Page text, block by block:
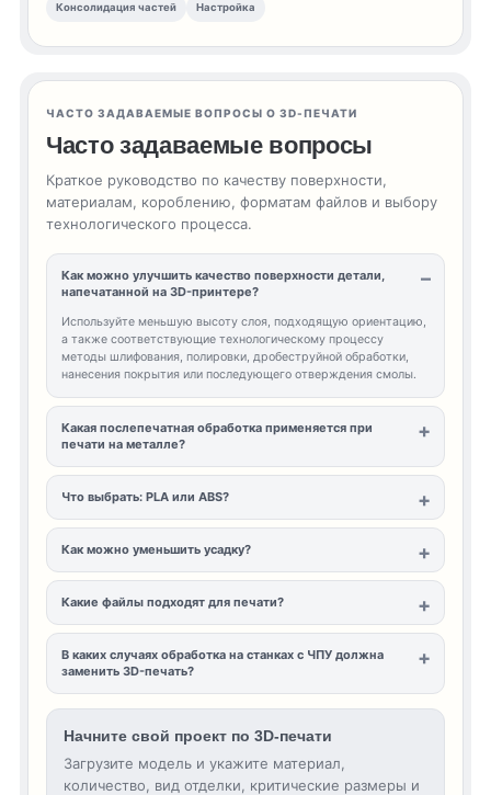
Консолидация частей Настройка
ЧАСТО ЗАДАВАЕМЫЕ ВОПРОСЫ О 3D-ПЕЧАТИ
Часто задаваемые вопросы
Краткое руководство по качеству поверхности,
материалам, короблению, форматам файлов и выбору
технологического процесса.
Как можно улучшить качество поверхности детали,
напечатанной на 3D-принтере?
Используйте меньшую высоту слоя, подходящую ориентацию,
а также соответствующие технологическому процессу
методы шлифования, полировки, дробеструйной обработки,
нанесения покрытия или последующего отверждения смолы.
Какая послепечатная обработка применяется при
печати на металле?
Что выбрать: PLA или ABS?
Как можно уменьшить усадку?
Какие файлы подходят для печати?
В каких случаях обработка на станках с ЧПУ должна
заменить 3D-печать?
Начните свой проект по 3D-печати
Загрузите модель и укажите материал,
количество, вид отделки, критические размеры и